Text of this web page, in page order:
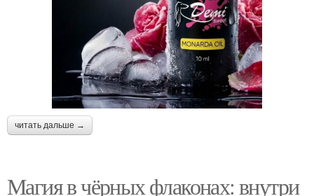
читать дальше →
Магия в чёрных флаконах: внутри